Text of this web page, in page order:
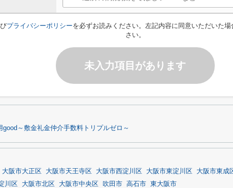
プライバシーポリシーを必ずお読みください。左記内容に同意いただいた
さい。
未入力項目があります
good～敷金礼金仲介手数料トリプルゼロ～
大阪市大正区 大阪市天王寺区 大阪市西淀川区 大阪市東淀川区 大阪市東成
川区 大阪市北区 大阪市中央区 吹田市 高石市 東大阪市